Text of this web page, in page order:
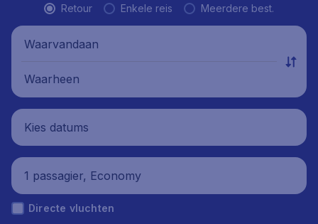
Retour Enkele reis Meerdere best.
Waarvandaan
Waarheen
Kies datums
1 passagier, Economy
Directe vluchten